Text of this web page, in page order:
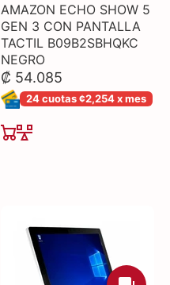
AMAZON ECHO SHOW 5
GEN 3 CON PANTALLA
TACTIL B09B2SBHQKC
NEGRO
₡ 54.085
24 cuotas ¢2,254 x mes